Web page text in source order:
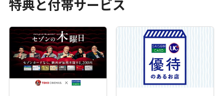
特典と付帯サービス